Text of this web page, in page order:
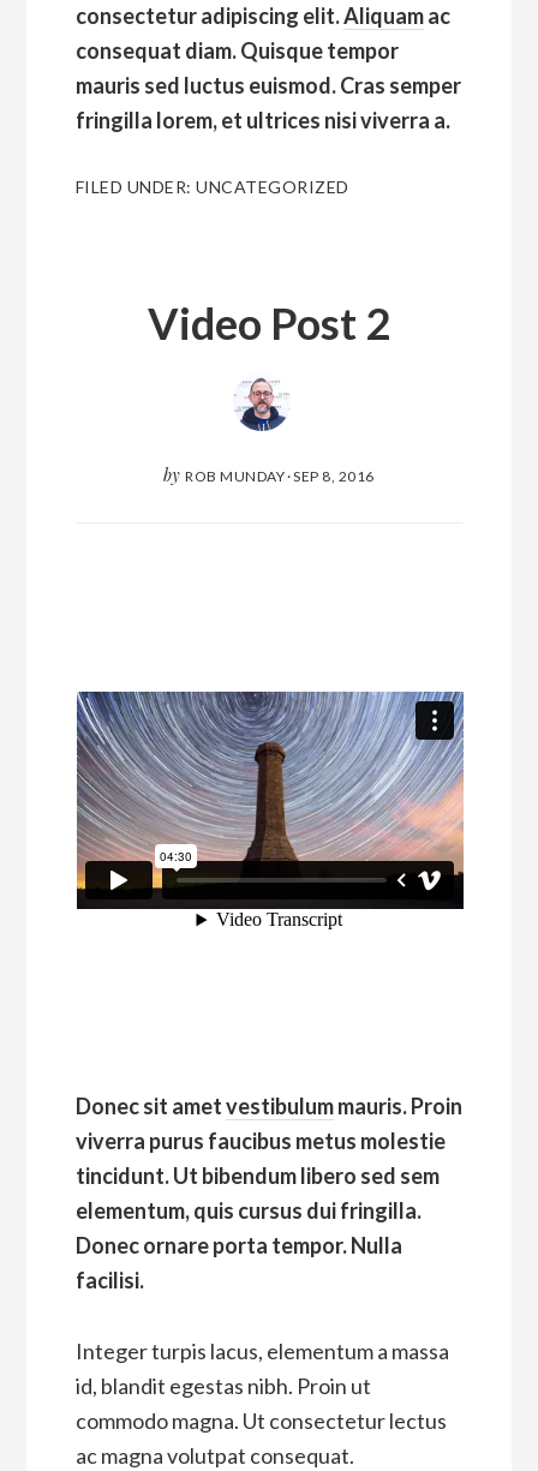
consectetur adipiscing elit.Aliquamac
consequat diam. Quisque tempor
mauris sed luctus euismod. Cras semper
fringilla lorem, et ultrices nisi viverra a.
FILED UNDER:UNCATEGORIZED
Video Post 2
by ROB MUNDAY·SEP 8, 2016
Donec sit ametvestibulummauris. Proin
viverra purus faucibus metus molestie
tincidunt. Ut bibendum libero sed sem
elementum, quis cursus dui fringilla.
Donec ornare porta tempor. Nulla
facilisi.
Integer turpis lacus, elementum a massa
id, blandit egestas nibh. Proin ut
commodo magna. Ut consectetur lectus
ac magna volutpat consequat.